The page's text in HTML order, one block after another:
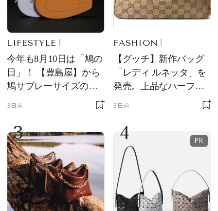
LIFESTYLE
今年も8月10日は「鳩の
日」！ 【豊島屋】から
鳩サブレーサイズのポ
ーチ「はとっこ」を限
3日前
FASHION
【グッチ】新作バッグ
「レディ ルネッタ」を
発売。上品なハーフム
ーン型がスタイリング
3日前
3 4